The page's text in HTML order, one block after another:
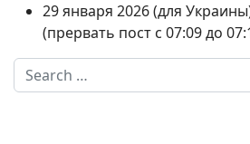
29 января 2026 (для
(прервать пост с 07:09 до
Search